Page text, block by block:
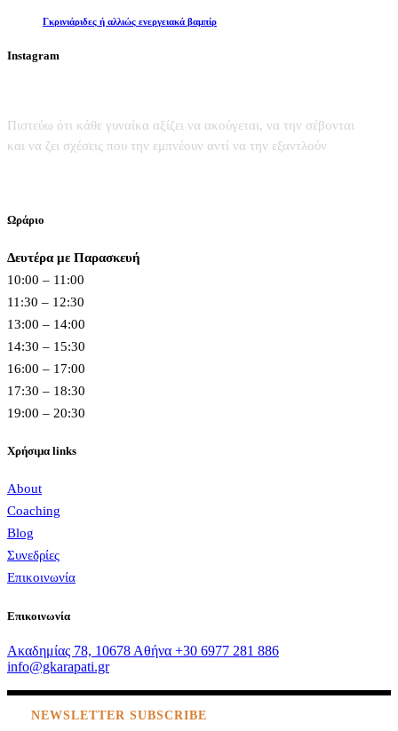
Γκρινιάριδες ή αλλιώς ενεργειακά βαμπίρ
Instagram
Πιστεύω ότι κάθε γυναίκα αξίζει να ακούγεται, να την σέβονται
και να ζει σχέσεις που την εμπνέουν αντί να την εξαντλούν
Ωράριο
Δευτέρα με Παρασκευή
10:00 – 11:00
11:30 – 12:30
13:00 – 14:00
14:30 – 15:30
16:00 – 17:00
17:30 – 18:30
19:00 – 20:30
Χρήσιμα links
About
Coaching
Blog
Συνεδρίες
Επικοινωνία
Επικοινωνία
Ακαδημίας 78, 10678 Αθήνα +30 6977 281 886
info@gkarapati.gr
NEWSLETTER SUBSCRIBE